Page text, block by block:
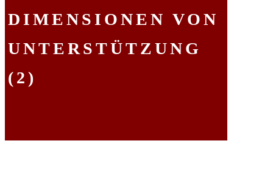
DIMENSIONEN VON
UNTERSTÜTZUNG
(2)